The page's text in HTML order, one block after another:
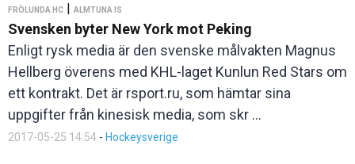
FRÖLUNDA HC | ALMTUNA IS
Svensken byter New York mot Peking
Enligt rysk media är den svenske målvakten Magnus
Hellberg överens med KHL-laget Kunlun Red Stars om
ett kontrakt. Det är rsport.ru, som hämtar sina
uppgifter från kinesisk media, som skr ...
2017-05-25 14:54 - Hockeysverige